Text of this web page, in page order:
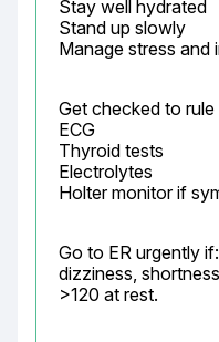
Stay well hydrated
Stand up slowly
Manage stress and
Get checked to rule
ECG
Thyroid tests
Electrolytes
Holter monitor if
Go to ER urgently
dizziness,
>120 at rest.